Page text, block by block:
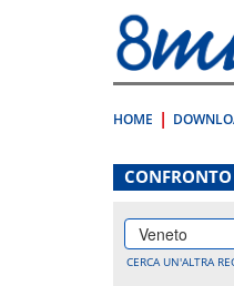
direttamente
a:
Contenuto
HOME
.
Veneto
CERCA UN'ALTRA